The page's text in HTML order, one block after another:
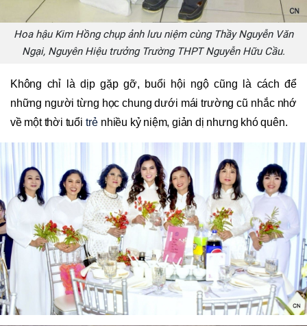
Hoa hậu Kim Hồng chụp ảnh lưu niệm cùng Thầy Nguyễn Văn
Ngại, Nguyên Hiệu trưởng Trường THPT Nguyễn Hữu Cầu.
Không chỉ là dịp gặp gỡ, buổi hội ngộ cũng là cách để
những người từng học chung dưới mái trường cũ nhắc nhớ
về một thời tuổi trẻ nhiều kỷ niệm, giản dị nhưng khó quên.